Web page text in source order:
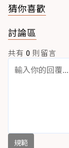
猜你喜歡
討論區
共有 0 則留言
規範